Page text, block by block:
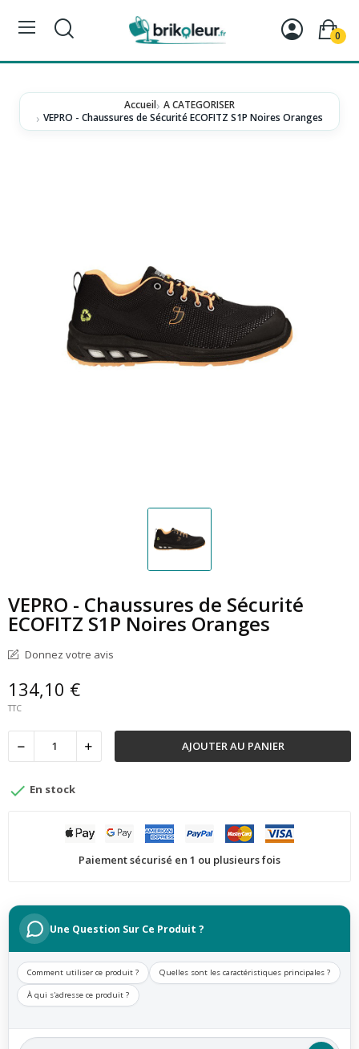
0
Accueil A CATEGORISER
VEPRO - Chaussures de Sécurité ECOFITZ S1P Noires Oranges
VEPRO - Chaussures de Sécurité
ECOFITZ S1P Noires Oranges
Donnez votre avis
134,10 €
TTC
AJOUTER AU PANIER
 En stock
Paiement sécurisé en 1 ou plusieurs fois
Une Question Sur Ce Produit ?
Comment utiliser ce produit ? Quelles sont les caractéristiques principales ?
À qui s'adresse ce produit ?